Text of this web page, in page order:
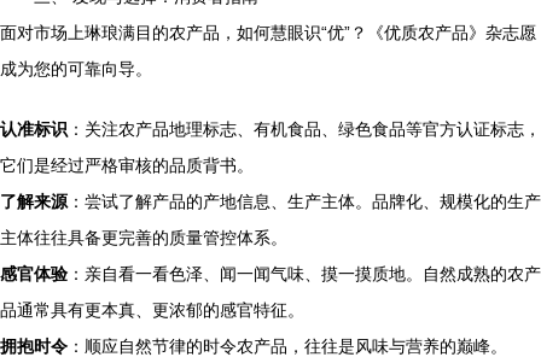
面对市场上琳琅满目的农产品，如何慧眼识“优”？《优质农产品》杂志愿
成为您的可靠向导。
认准标识 ：关注农产品地理标志、有机食品、绿色食品等官方认证标志，
它们是经过严格审核的品质背书。
了解来源 ：尝试了解产品的产地信息、生产主体。品牌化、规模化的生产
主体往往具备更完善的质量管控体系。
感官体验 ：亲自看一看色泽、闻一闻气味、摸一摸质地。自然成熟的农产
品通常具有更本真、更浓郁的感官特征。
拥抱时令 ：顺应自然节律的时令农产品，往往是风味与营养的巅峰。